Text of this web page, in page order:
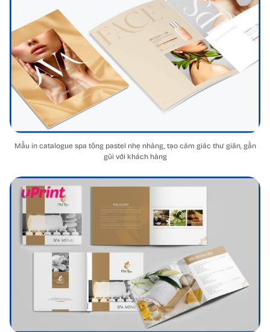
Mẫu in catalogue spa tông pastel nhẹ nhàng, tạo cảm giác thư giãn, gần
gũi với khách hàng